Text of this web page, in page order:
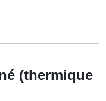
(thermique